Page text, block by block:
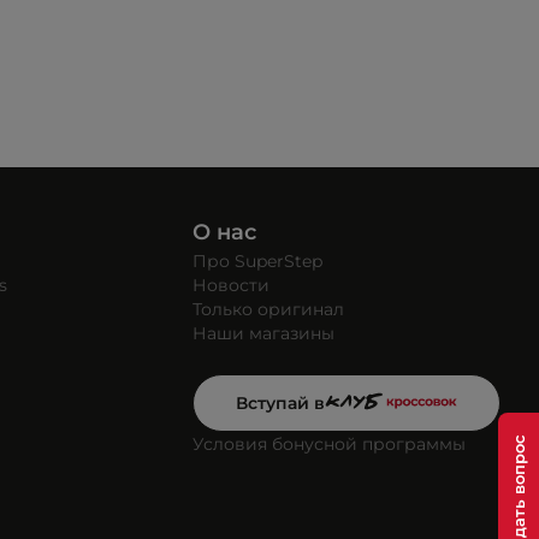
О нас
Про SuperStep
Новости
Только оригинал
Наши магазины
Вступай в
Условия бонусной программы